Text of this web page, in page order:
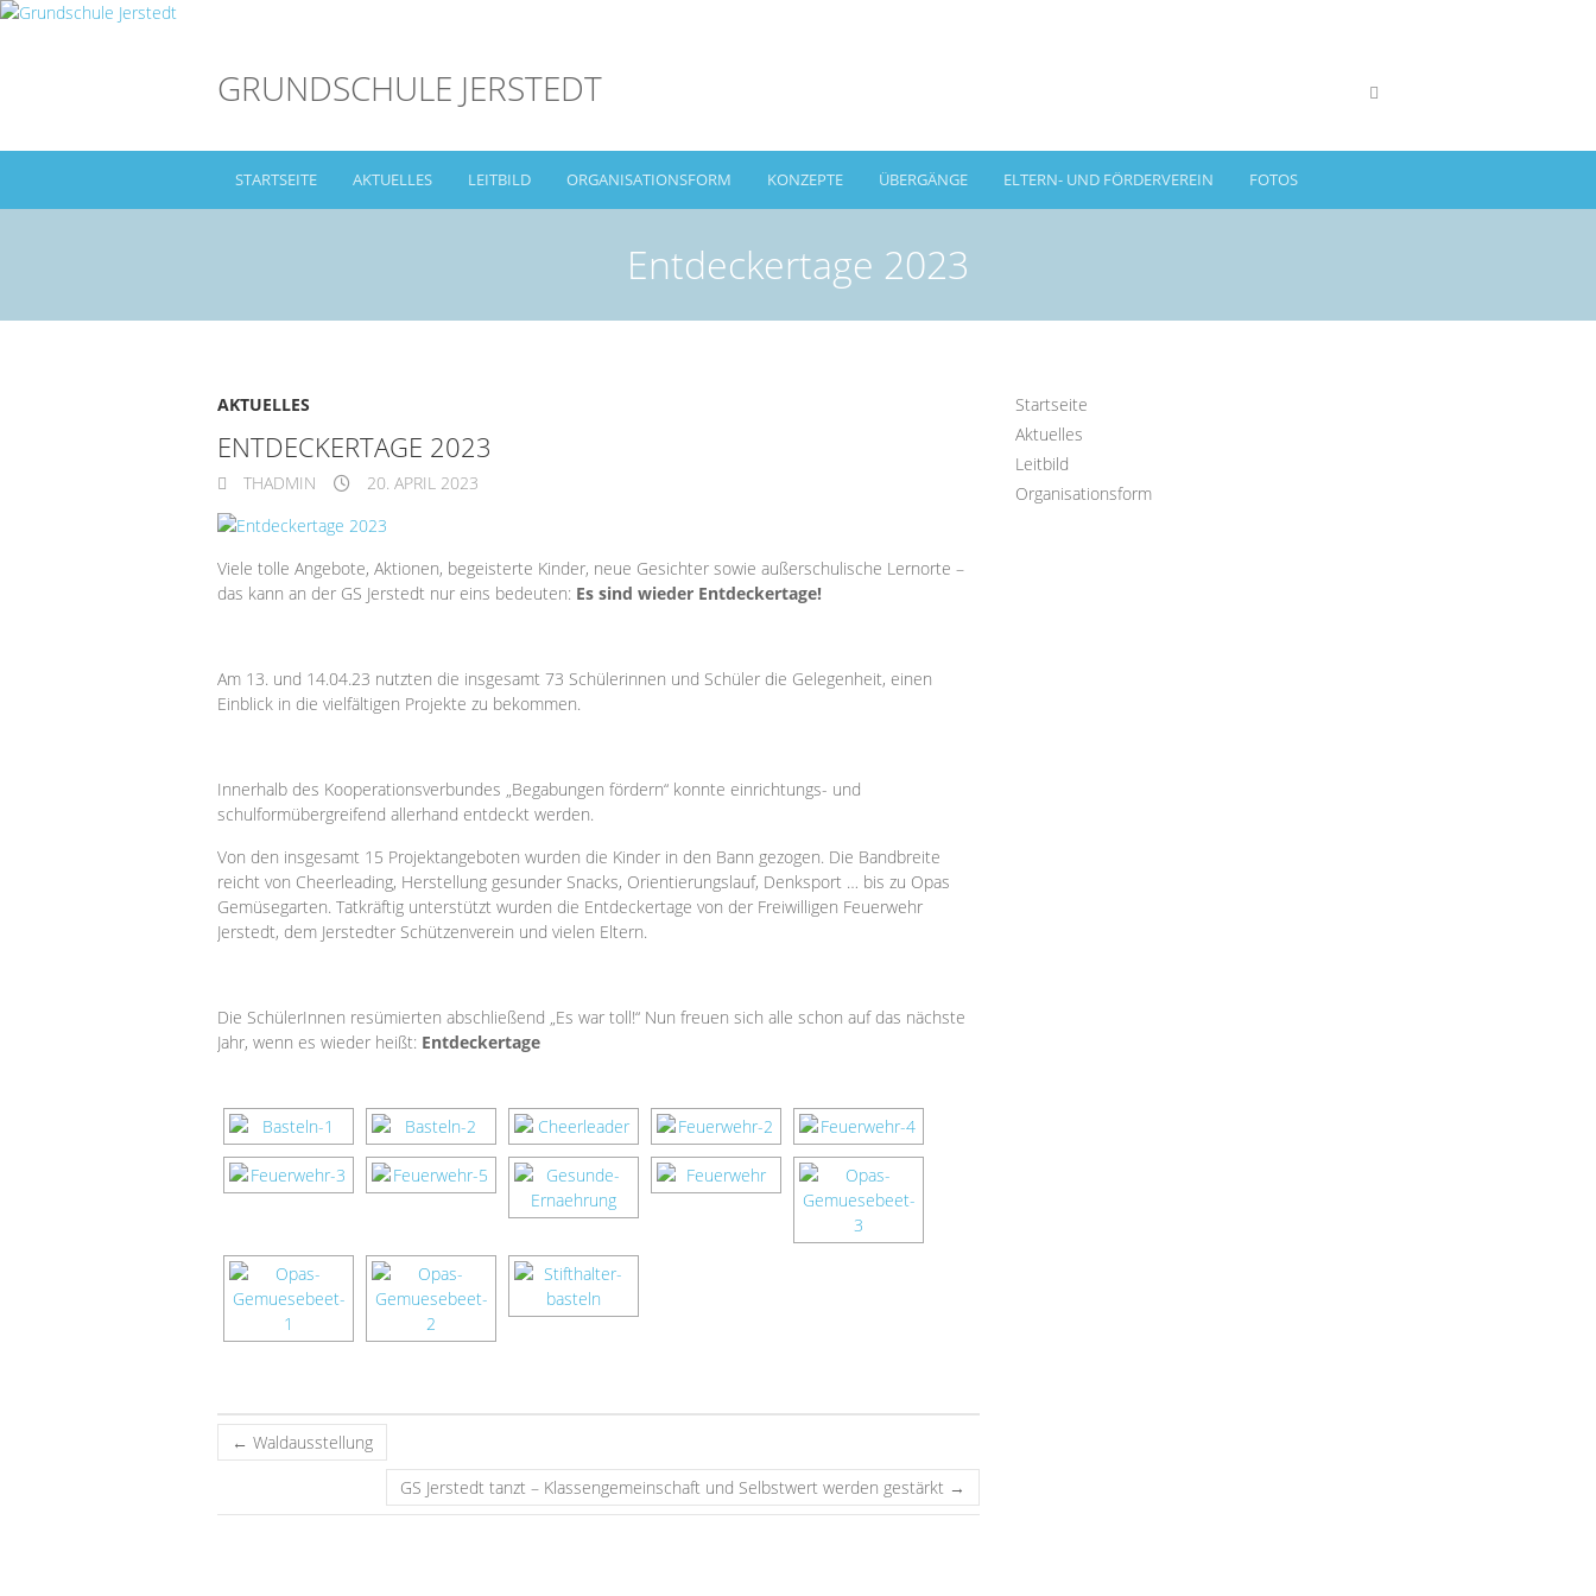
GRUNDSCHULE JERSTEDT
STARTSEITE AKTUELLES LEITBILD ORGANISATIONSFORM KONZEPTE ÜBERGÄNGE ELTERN- UND FÖRDERVEREIN FOTOS
Entdeckertage 2023
AKTUELLES
ENTDECKERTAGE 2023
THADMIN 20. APRIL 2023
Viele tolle Angebote, Aktionen, begeisterte Kinder, neue Gesichter sowie außerschulische Lernorte –
das kann an der GS Jerstedt nur eins bedeuten: Es sind wieder Entdeckertage!
Am 13. und 14.04.23 nutzten die insgesamt 73 Schülerinnen und Schüler die Gelegenheit, einen
Einblick in die vielfältigen Projekte zu bekommen.
Innerhalb des Kooperationsverbundes „Begabungen fördern“ konnte einrichtungs- und
schulformübergreifend allerhand entdeckt werden.
Von den insgesamt 15 Projektangeboten wurden die Kinder in den Bann gezogen. Die Bandbreite
reicht von Cheerleading, Herstellung gesunder Snacks, Orientierungslauf, Denksport … bis zu Opas
Gemüsegarten. Tatkräftig unterstützt wurden die Entdeckertage von der Freiwilligen Feuerwehr
Jerstedt, dem Jerstedter Schützenverein und vielen Eltern.
Die SchülerInnen resümierten abschließend „Es war toll!“ Nun freuen sich alle schon auf das nächste
Jahr, wenn es wieder heißt: Entdeckertage
← Waldausstellung
GS Jerstedt tanzt – Klassengemeinschaft und Selbstwert werden gestärkt →
Startseite
Aktuelles
Leitbild
Organisationsform